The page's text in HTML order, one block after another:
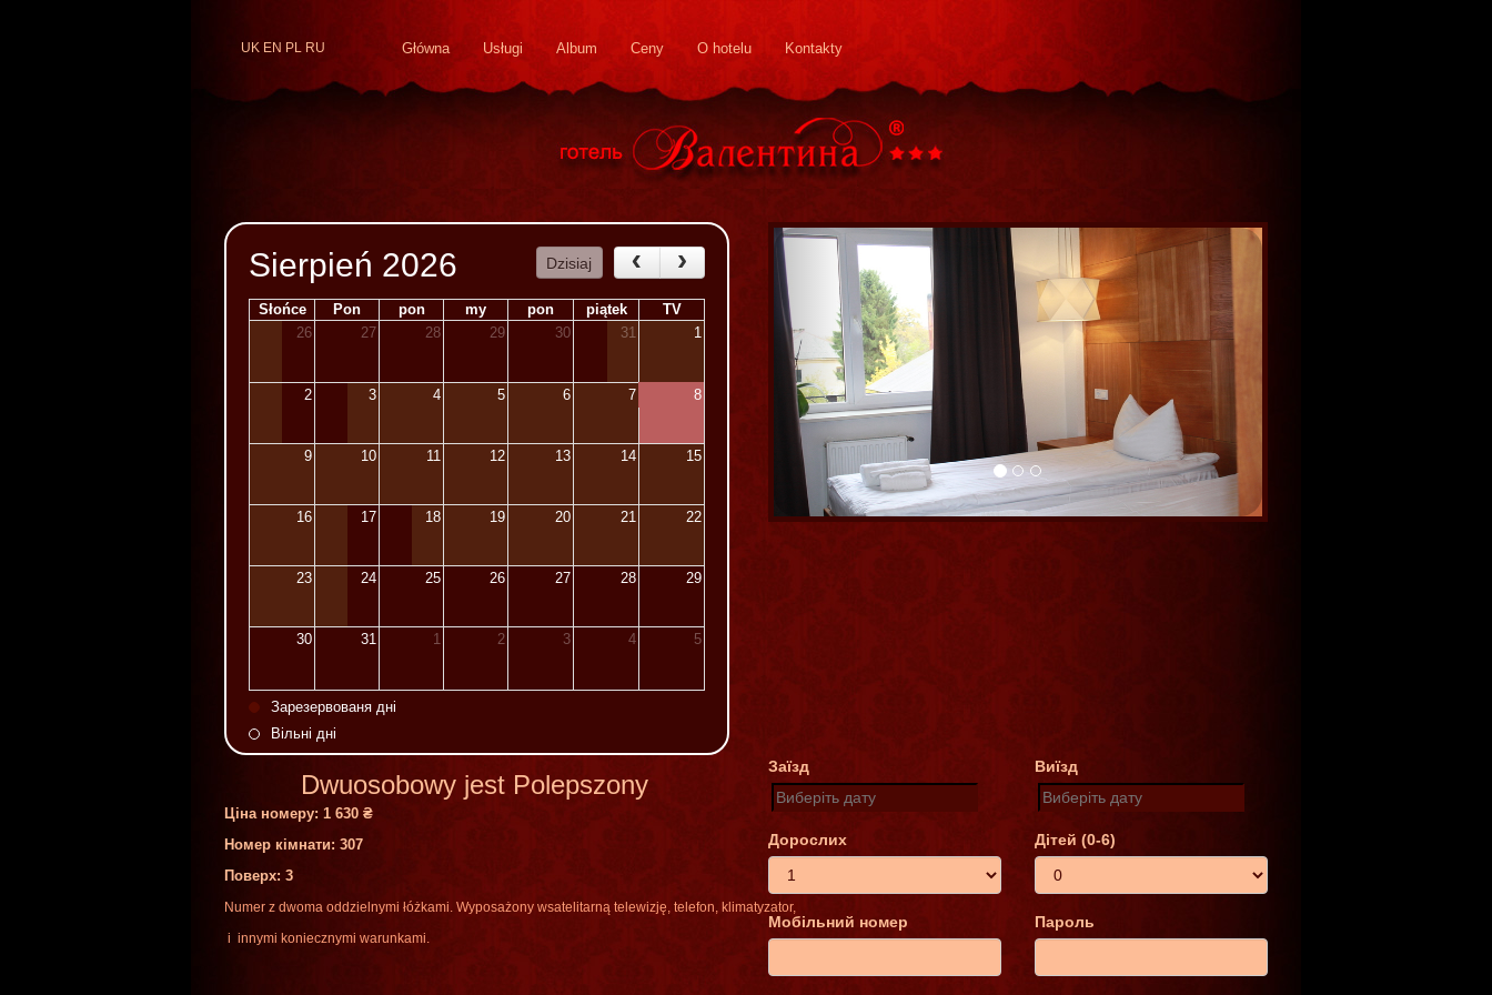
UK EN PL RU Główna Usługi Album Ceny O hotelu Kontakty
Sierpień 2026 Dzisiaj
Słońce Pon pon my pon piątek
TV
26
27 28 29 30 31 1
2 3 4 5 6 7 8
9 10 11 12 13 14 15
16 17 18 19 20 21 22
23 24 25 26 27 28 29
30 31 1 2 3 4 5
Зарезервованя дні
Вільні дні
Dwuosobowy jest Polepszony
Ціна номеру: 1 630 ₴
Номер кімнати: 307
Поверх: 3
Numer z dwoma oddzielnymi łóżkami. Wyposażony wsatelitarną telewizję, telefon, klimatyzator,
i innymi koniecznymi warunkami.
Заїзд Виїзд
Дорослих Дітей (0-6)
Мобільний номер Пароль